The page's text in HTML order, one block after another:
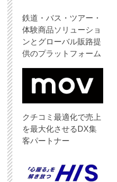
鉄道・バス・ツアー・
体験商品ソリューショ
ンとグローバル販路提
供のプラットフォーム
クチコミ最適化で売上
を最大化させるDX集
客パートナー